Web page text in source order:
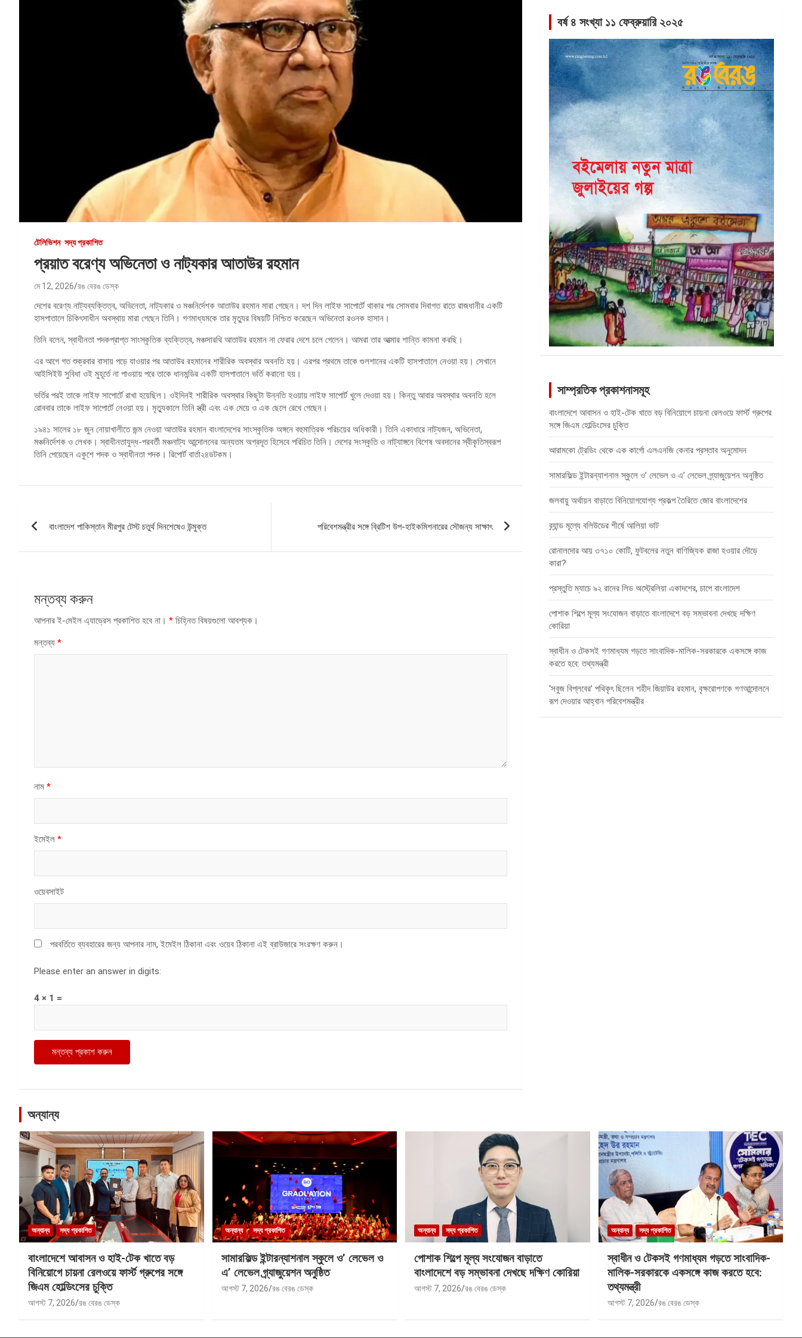
টেলিভিশন সদ্য প্রকাশিত
প্রয়াত বরেণ্য অভিনেতা ও নাট্যকার আতাউর রহমান
মে 12, 2026 রঙ বেরঙ ডেস্ক
দেশের বরেণ্য নাট্যব্যক্তিত্ব, অভিনেতা, নাট্যকার ও মঞ্চনির্দেশক আতাউর রহমান মারা গেছেন। দশ দিন লাইফ সাপোর্টে থাকার পর সোমবার দিবাগত রাতে রাজধানীর একটি
হাসপাতালে চিকিৎসাধীন অবস্থায় মারা গেছেন তিনি। গণমাধ্যমকে তার মৃত্যুর বিষয়টি নিশ্চিত করেছেন অভিনেতা রওনক হাসান।
তিনি বলেন, স্বাধীনতা পদকপ্রাপ্ত সাংস্কৃতিক ব্যক্তিত্ব, মঞ্চসারথি আতাউর রহমান না ফেরার দেশে চলে গেলেন। আমরা তার আত্মার শান্তি কামনা করছি।
এর আগে গত শুক্রবার বাসায় পড়ে যাওয়ার পর আতাউর রহমানের শারীরিক অবস্থার অবনতি হয়। এরপর প্রথমে তাকে গুলশানের একটি হাসপাতালে নেওয়া হয়। সেখানে
আইসিইউ সুবিধা ওই মুহূর্তে না পাওয়ায় পরে তাকে ধানমন্ডির একটি হাসপাতালে ভর্তি করানো হয়।
ভর্তির পরই তাকে লাইফ সাপোর্টে রাখা হয়েছিল। ওইদিনই শারীরিক অবস্থার কিছুটা উন্নতি হওয়ায় লাইফ সাপোর্ট খুলে দেওয়া হয়। কিন্তু আবার অবস্থার অবনতি হলে
রোববার তাকে লাইফ সাপোর্টে নেওয়া হয়। মৃত্যুকালে তিনি স্ত্রী এবং এক মেয়ে ও এক ছেলে রেখে গেছেন।
১৯৪১ সালের ১৮ জুন নোয়াখালীতে জন্ম নেওয়া আতাউর রহমান বাংলাদেশের সাংস্কৃতিক অঙ্গনে বহুমাত্রিক পরিচয়ের অধিকারী। তিনি একাধারে নাট্যজন, অভিনেতা,
মঞ্চনির্দেশক ও লেখক। স্বাধীনতাযুদ্ধ-পরবর্তী মঞ্চনাট্য আন্দোলনের অন্যতম অগ্রদূত হিসেবে পরিচিত তিনি। দেশের সংস্কৃতি ও নাট্যাঙ্গনে বিশেষ অবদানের স্বীকৃতিস্বরূপ
তিনি পেয়েছেন একুশে পদক ও স্বাধীনতা পদক। রিপোর্ট বার্তা২৪ডটকম।
বাংলাদেশ পাকিস্তান মীরপুর টেস্ট চতুর্থ দিনশেষেও উন্মুক্ত পরিবেশমন্ত্রীর সঙ্গে ব্রিটিশ উপ-হাইকমিশনারের সৌজন্য সাক্ষাৎ
মন্তব্য করুন
আপনার ই-মেইল এ্যাড্রেস প্রকাশিত হবে না। * চিহ্নিত বিষয়গুলো আবশ্যক।
মন্তব্য *
নাম *
ইমেইল *
ওয়েবসাইট
পরবর্তিতে ব্যবহারের জন্য আপনার নাম, ইমেইল ঠিকানা এবং ওয়েব ঠিকানা এই ব্রাউজারে সংরক্ষণ করুন।
Please enter an answer in digits:
4 × 1 =
বর্ষ ৪ সংখ্যা ১১ ফেব্রুয়ারি ২০২৫
সাম্প্রতিক প্রকাশনাসমূহ
বাংলাদেশে আবাসন ও হাই-টেক খাতে বড় বিনিয়োগে চায়না রেলওয়ে ফার্স্ট গ্রুপের
সঙ্গে জিএম হোল্ডিংসের চুক্তি
আরামকো ট্রেডিং থেকে এক কার্গো এলএনজি কেনার প্রস্তাব অনুমোদন
সামারফিল্ড ইন্টারন্যাশনাল স্কুলে ও’ লেভেল ও এ’ লেভেল গ্র্যাজুয়েশন অনুষ্ঠিত
জলবায়ু অর্থায়ন বাড়াতে বিনিয়োগযোগ্য প্রকল্প তৈরিতে জোর বাংলাদেশের
ব্র্যান্ড মূল্যে বলিউডের শীর্ষে আলিয়া ভাট
রোনালদোর আয় ৩৭১০ কোটি, ফুটবলের নতুন বাণিজ্যিক রাজা হওয়ার দৌড়ে
কারা?
প্রস্তুতি ম্যাচে ৯২ রানের লিড অস্ট্রেলিয়া একাদশের, চাপে বাংলাদেশ
পোশাক শিল্পে মূল্য সংযোজন বাড়াতে বাংলাদেশে বড় সম্ভাবনা দেখছে দক্ষিণ
কোরিয়া
স্বাধীন ও টেকসই গণমাধ্যম গড়তে সাংবাদিক-মালিক-সরকারকে একসঙ্গে কাজ
করতে হবে: তথ্যমন্ত্রী
‘সবুজ বিপ্লবের’ পথিকৃৎ ছিলেন শহীদ জিয়াউর রহমান, বৃক্ষরোপণকে গণআন্দোলনে
রূপ দেওয়ার আহ্বান পরিবেশমন্ত্রীর
অন্যান্য
অন্যান্য সদ্য প্রকাশিত
বাংলাদেশে আবাসন ও হাই-টেক খাতে বড়
বিনিয়োগে চায়না রেলওয়ে ফার্স্ট গ্রুপের সঙ্গে
জিএম হোল্ডিংসের চুক্তি
আগস্ট 7, 2026 রঙ বেরঙ ডেস্ক
অন্যান্য সদ্য প্রকাশিত
সামারফিল্ড ইন্টারন্যাশনাল স্কুলে ও’ লেভেল ও
এ’ লেভেল গ্র্যাজুয়েশন অনুষ্ঠিত
আগস্ট 7, 2026 রঙ বেরঙ ডেস্ক
অন্যান্য সদ্য প্রকাশিত
পোশাক শিল্পে মূল্য সংযোজন বাড়াতে
বাংলাদেশে বড় সম্ভাবনা দেখছে দক্ষিণ কোরিয়া
আগস্ট 7, 2026 রঙ বেরঙ ডেস্ক
অন্যান্য সদ্য প্রকাশিত
স্বাধীন ও টেকসই গণমাধ্যম গড়তে সাংবাদিক-
মালিক-সরকারকে একসঙ্গে কাজ করতে হবে:
তথ্যমন্ত্রী
আগস্ট 7, 2026 রঙ বেরঙ ডেস্ক